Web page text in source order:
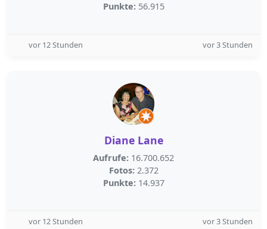
Punkte: 56.915
vor 12 Stunden vor 3 Stunden
Diane Lane
Aufrufe: 16.700.652
Fotos: 2.372
Punkte: 14.937
vor 12 Stunden vor 3 Stunden